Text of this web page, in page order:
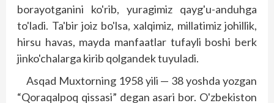
borayotganini ko'rib, yuragimiz qayg'u-anduhga
to'ladi. Ta'bir joiz bo'lsa, xalqimiz, millatimiz johillik,
hirsu havas, mayda manfaatlar tufayli boshi berk
jinko'chalarga kirib qolgandek tuyuladi.
Asqad Muxtorning 1958 yili — 38 yoshda yozgan
“Qoraqalpoq qissasi” degan asari bor. O'zbekiston